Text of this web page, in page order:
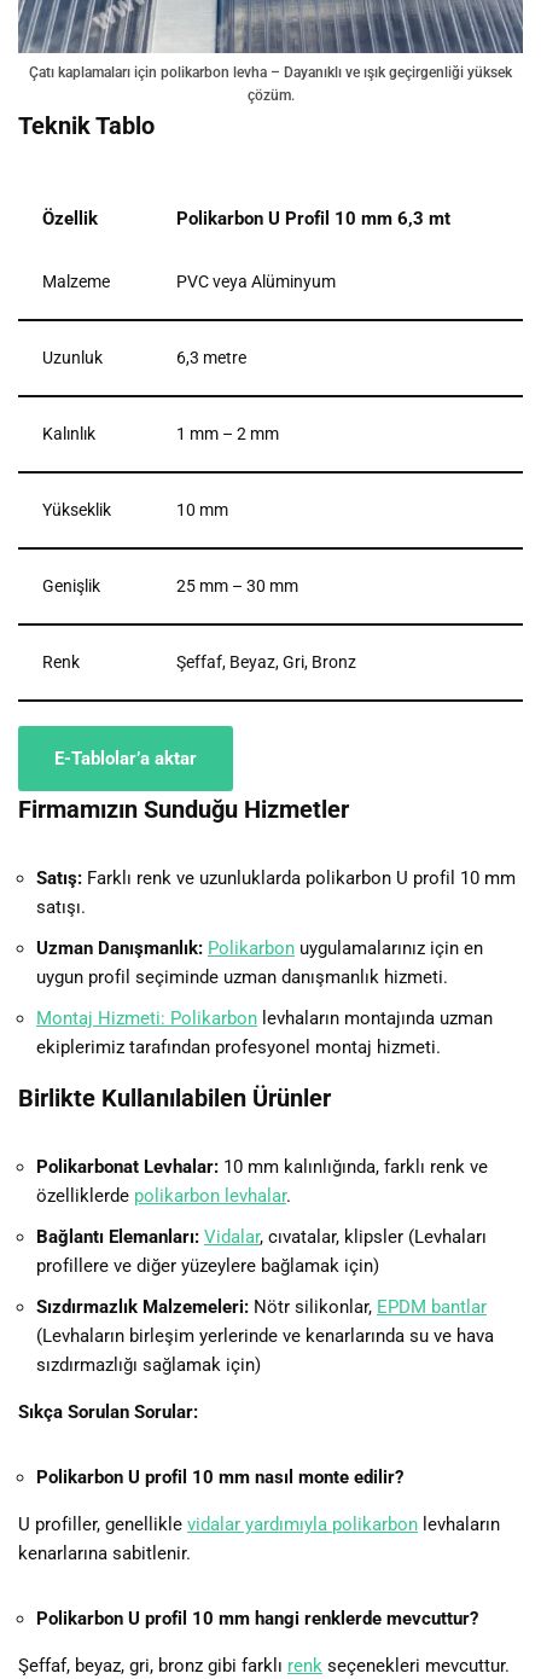
Çatı kaplamaları için polikarbon levha – Dayanıklı ve ışık geçirgenliği yüksek
çözüm.
Teknik Tablo
Özellik Polikarbon U Profil 10 mm 6,3 mt
Malzeme PVC veya Alüminyum
Uzunluk 6,3 metre
Kalınlık 1 mm – 2 mm
Yükseklik 10 mm
Genişlik 25 mm – 30 mm
Renk Şeffaf, Beyaz, Gri, Bronz
E-Tablolar’a aktar
Firmamızın Sunduğu Hizmetler
Satış: Farklı renk ve uzunluklarda polikarbon U profil 10 mm
satışı.
Uzman Danışmanlık: Polikarbon uygulamalarınız için en
uygun profil seçiminde uzman danışmanlık hizmeti.
Montaj Hizmeti: Polikarbon levhaların montajında uzman
ekiplerimiz tarafından profesyonel montaj hizmeti.
Birlikte Kullanılabilen Ürünler
Polikarbonat Levhalar: 10 mm kalınlığında, farklı renk ve
özelliklerde polikarbon levhalar.
Bağlantı Elemanları: Vidalar, cıvatalar, klipsler (Levhaları
profillere ve diğer yüzeylere bağlamak için)
Sızdırmazlık Malzemeleri: Nötr silikonlar, EPDM bantlar
(Levhaların birleşim yerlerinde ve kenarlarında su ve hava
sızdırmazlığı sağlamak için)
Sıkça Sorulan Sorular:
Polikarbon U profil 10 mm nasıl monte edilir?
U profiller, genellikle vidalar yardımıyla polikarbon levhaların
kenarlarına sabitlenir.
Polikarbon U profil 10 mm hangi renklerde mevcuttur?
Şeffaf, beyaz, gri, bronz gibi farklı renk seçenekleri mevcuttur.